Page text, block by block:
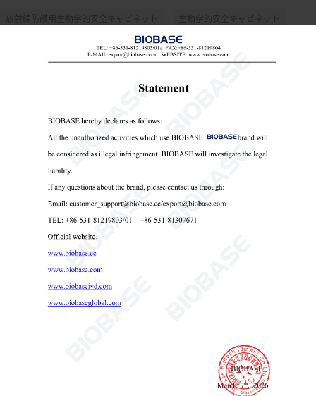
放射線防護用生物学的安全キャビネット 生物学的安全キャビネット
放射線遮蔽型バイオセーフティキャビネット